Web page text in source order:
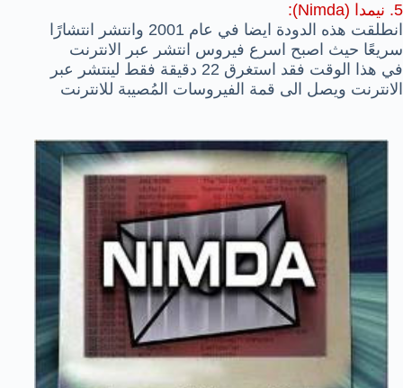
5. نيمدا (Nimda):
انطلقت هذه الدودة ايضا في عام 2001 وانتشر انتشارًا
سريعًا حيث اصبح اسرع فيروس انتشر عبر الانترنت
في هذا الوقت فقد استغرق 22 دقيقة فقط لينتشر عبر
الانترنت ويصل الى قمة الفيروسات المُصيبة للانترنت